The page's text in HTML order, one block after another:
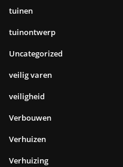
tuinen
tuinontwerp
Uncategorized
veilig varen
veiligheid
Verbouwen
Verhuizen
Verhuizing